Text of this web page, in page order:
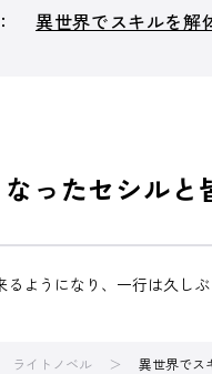
異世界でスキルを解
ったセシル
ようになり、一行は久し
ライトノベル
異世界でス